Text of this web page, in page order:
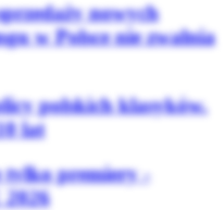
nowych
w Polsce nie zwalnia
polskich klasyków.
lat
tylko premiery -
2026